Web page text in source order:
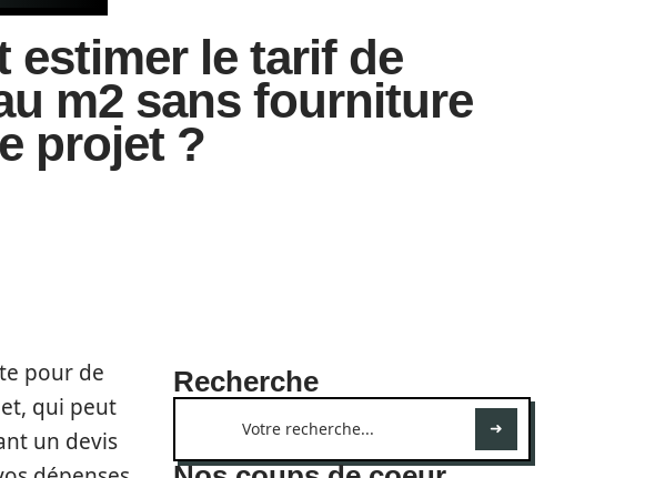
estimer le tarif de
m2 sans fourniture
projet ?
pour de
qui peut
un devis
Recherche